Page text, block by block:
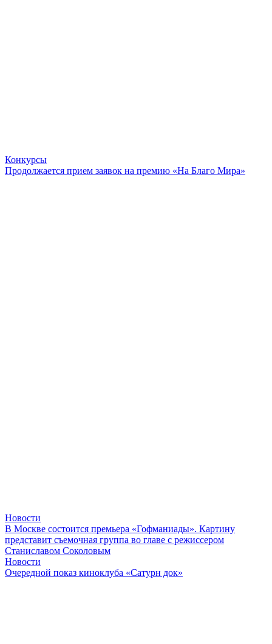
Конкурсы
Продолжается прием заявок на премию «На Благо Мира»
Новости
В Москве состоится премьера «Гофманиады». Картину
представит съемочная группа во главе с режиссером
Станиславом Соколовым
Новости
Очередной показ киноклуба «Сатурн док»